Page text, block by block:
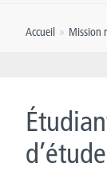
Accueil » Mission